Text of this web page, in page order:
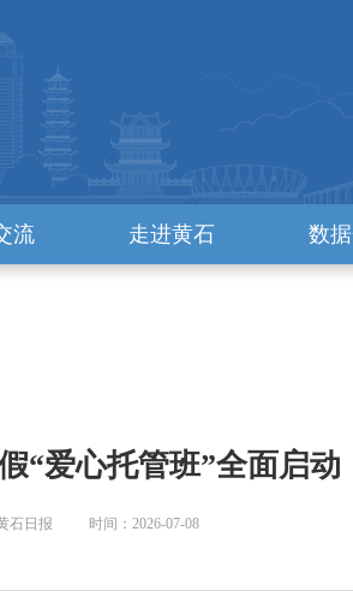
流 走进黄石 数
“爱心托管班”全面启动
石日报 时间：2026-07-08